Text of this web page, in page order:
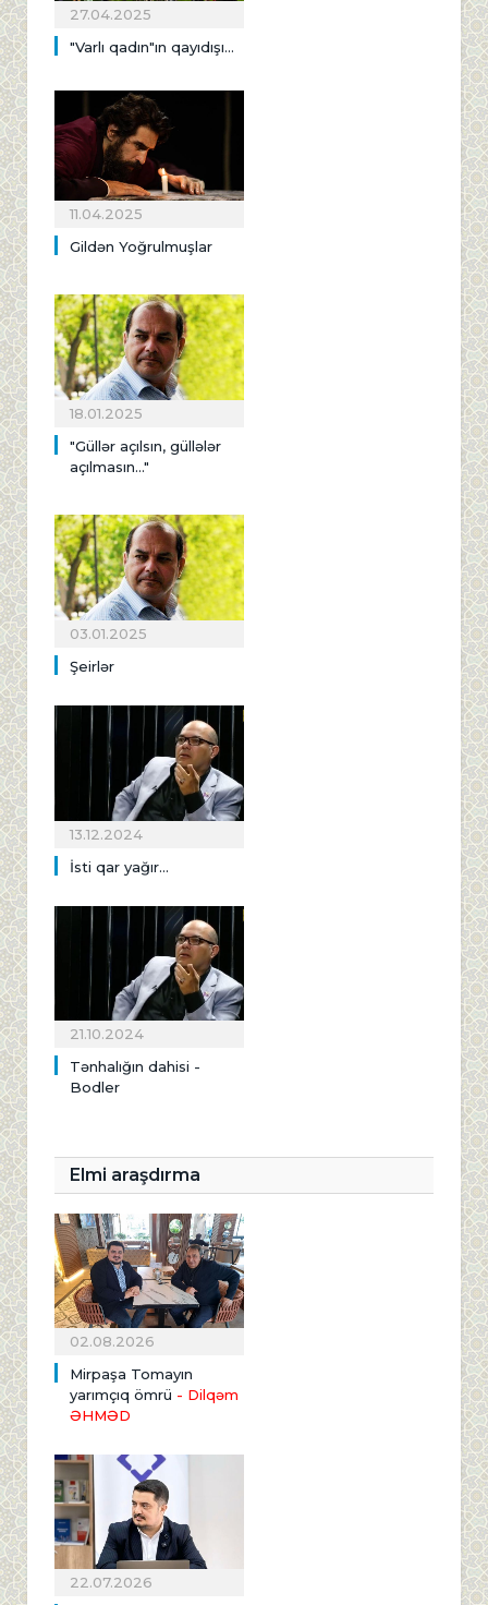
27.04.2025
"Varlı qadın"ın qayıdışı...
11.04.2025
Gildən Yoğrulmuşlar
18.01.2025
"Güllər açılsın, güllələr
açılmasın..."
03.01.2025
Şeirlər
13.12.2024
İsti qar yağır...
21.10.2024
Tənhalığın dahisi -
Bodler
Elmi araşdırma
02.08.2026
Mirpaşa Tomayın
yarımçıq ömrü - Dilqəm
ƏHMƏD
22.07.2026